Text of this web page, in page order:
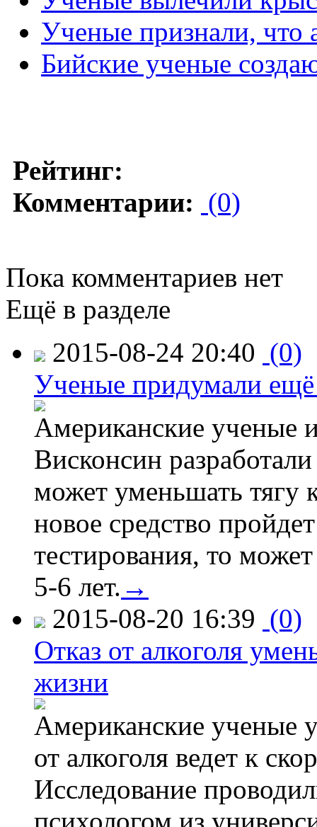
Ученые признали, что
Бийские ученые
Рейтинг:
Комментарии: (0)
Пока комментариев нет
Ещё в разделе
2015-08-24 20:40 (0)
Ученые придумали ещё
Американские ученые
Висконсин
может уменьшать тягу
новое средство
тестирования, то
5-6 лет. →
2015-08-20 16:39 (0)
Отказ от алкоголя
жизни
Американские ученые
от алкоголя ведет к
Исследование
психологом из